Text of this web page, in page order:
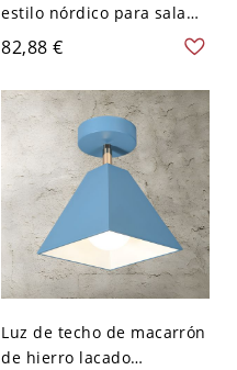
estilo nórdico para sala
de estar, con montaje
empotrado y colores
vibrantes - Azul 110 A 120
V Pequeño
82,88 €
Luz de techo de macarrón
de hierro lacado